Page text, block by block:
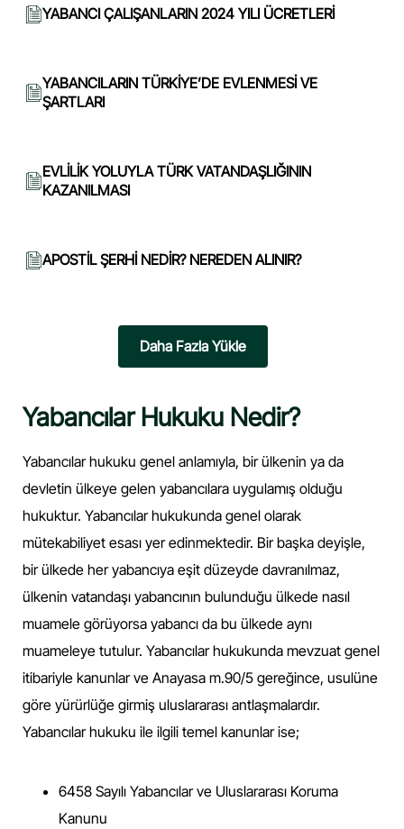
YABANCI ÇALIŞANLARIN 2024 YILI ÜCRETLERİ
YABANCILARIN TÜRKİYE’DE EVLENMESİ VE
ŞARTLARI
EVLİLİK YOLUYLA TÜRK VATANDAŞLIĞININ
KAZANILMASI
APOSTİL ŞERHİ NEDİR? NEREDEN ALINIR?
Daha Fazla Yükle
Yabancılar Hukuku Nedir?
Yabancılar hukuku genel anlamıyla, bir ülkenin ya da
devletin ülkeye gelen yabancılara uygulamış olduğu
hukuktur. Yabancılar hukukunda genel olarak
mütekabiliyet esası yer edinmektedir. Bir başka deyişle,
bir ülkede her yabancıya eşit düzeyde davranılmaz,
ülkenin vatandaşı yabancının bulunduğu ülkede nasıl
muamele görüyorsa yabancı da bu ülkede aynı
muameleye tutulur. Yabancılar hukukunda mevzuat genel
itibariyle kanunlar ve Anayasa m.90/5 gereğince, usulüne
göre yürürlüğe girmiş uluslararası antlaşmalardır.
Yabancılar hukuku ile ilgili temel kanunlar ise;
6458 Sayılı Yabancılar ve Uluslararası Koruma
Kanunu